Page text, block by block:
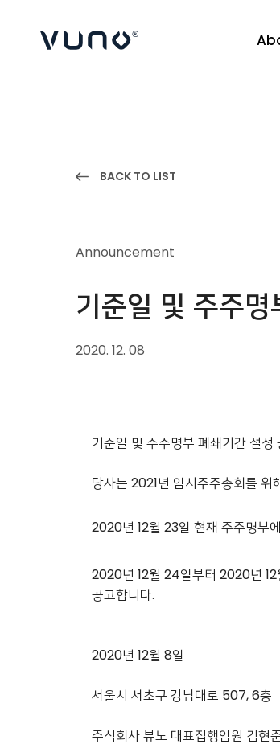
(주) 뷰노
BACK TO LIST
Announcement
기준일 및 주주
2020. 12. 08
기준일 및 주주명부 폐쇄기간 설정
당사는 2021년 임시주주총회를
2020년 12월 23일 현재 주주명부
2020년 12월 24일부터 2020년 12
공고합니다.
2020년 12월 8일
서울시 서초구 강남대로 507, 6층
주식회사 뷰노 대표집행임원 김현